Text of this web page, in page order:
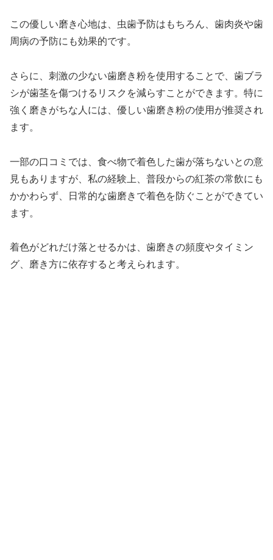
この優しい磨き心地は、虫歯予防はもちろん、歯肉炎や歯
周病の予防にも効果的です。
さらに、刺激の少ない歯磨き粉を使用することで、歯ブラ
シが歯茎を傷つけるリスクを減らすことができます。特に
強く磨きがちな人には、優しい歯磨き粉の使用が推奨され
ます。
一部の口コミでは、食べ物で着色した歯が落ちないとの意
見もありますが、私の経験上、普段からの紅茶の常飲にも
かかわらず、日常的な歯磨きで着色を防ぐことができてい
ます。
着色がどれだけ落とせるかは、歯磨きの頻度やタイミン
グ、磨き方に依存すると考えられます。